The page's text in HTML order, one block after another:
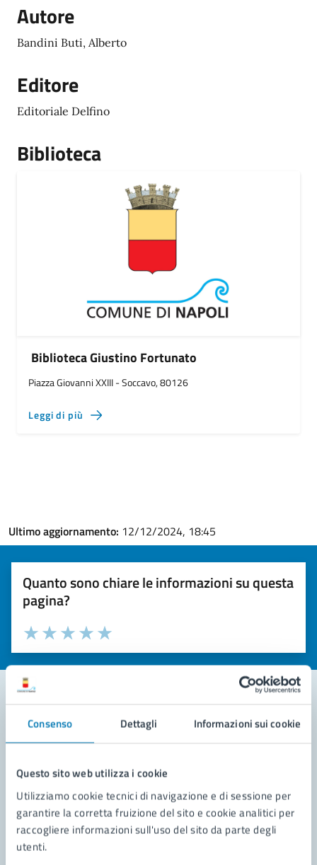
Consenso Dettagli Informazioni sui cookie
Questo sito web utilizza i cookie
Utilizziamo cookie tecnici di navigazione e di sessione per
garantire la corretta fruizione del sito e cookie analitici per
raccogliere informazioni sull'uso del sito da parte degli
utenti.
Autore
Bandini Buti, Alberto
Editore
Editoriale Delfino
Biblioteca
Biblioteca Giustino Fortunato
Piazza Giovanni XXIII - Soccavo, 80126
Leggi di più
Ultimo aggiornamento: 12/12/2024, 18:45
Quanto sono chiare le informazioni su questa
pagina?
Valuta la chiarezza delle informazioni (da 1 a 5 stelle)
Seleziona il numero di stelle per valutare la chiarezza delle
Valuta 5 stelle su 5
Valuta 4 stelle su 5
Valuta 3 stelle su 5
Valuta 2 stelle su 5
Valuta 1 stelle su 5
Contatta il comune
Richiedi assistenza
Prenota appuntamento
Problemi in città